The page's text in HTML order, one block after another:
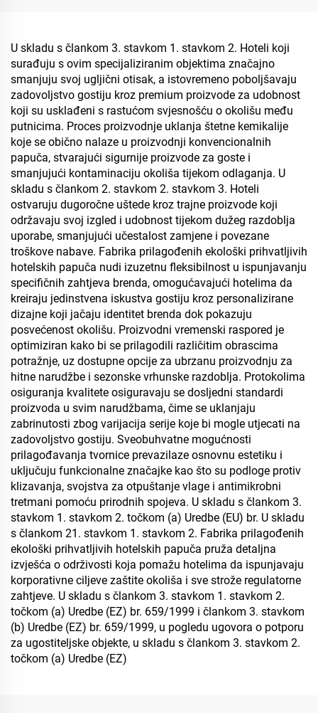
U skladu s člankom 3. stavkom 1. stavkom 2. Hoteli koji
surađuju s ovim specijaliziranim objektima značajno
smanjuju svoj ugljični otisak, a istovremeno poboljšavaju
zadovoljstvo gostiju kroz premium proizvode za udobnost
koji su usklađeni s rastućom svjesnošću o okolišu među
putnicima. Proces proizvodnje uklanja štetne kemikalije
koje se obično nalaze u proizvodnji konvencionalnih
papuča, stvarajući sigurnije proizvode za goste i
smanjujući kontaminaciju okoliša tijekom odlaganja. U
skladu s člankom 2. stavkom 2. stavkom 3. Hoteli
ostvaruju dugoročne uštede kroz trajne proizvode koji
održavaju svoj izgled i udobnost tijekom dužeg razdoblja
uporabe, smanjujući učestalost zamjene i povezane
troškove nabave. Fabrika prilagođenih ekološki prihvatljivih
hotelskih papuča nudi izuzetnu fleksibilnost u ispunjavanju
specifičnih zahtjeva brenda, omogućavajući hotelima da
kreiraju jedinstvena iskustva gostiju kroz personalizirane
dizajne koji jačaju identitet brenda dok pokazuju
posvećenost okolišu. Proizvodni vremenski raspored je
optimiziran kako bi se prilagodili različitim obrascima
potražnje, uz dostupne opcije za ubrzanu proizvodnju za
hitne narudžbe i sezonske vrhunske razdoblja. Protokolima
osiguranja kvalitete osiguravaju se dosljedni standardi
proizvoda u svim narudžbama, čime se uklanjaju
zabrinutosti zbog varijacija serije koje bi mogle utjecati na
zadovoljstvo gostiju. Sveobuhvatne mogućnosti
prilagođavanja tvornice prevazilaze osnovnu estetiku i
uključuju funkcionalne značajke kao što su podloge protiv
klizavanja, svojstva za otpuštanje vlage i antimikrobni
tretmani pomoću prirodnih spojeva. U skladu s člankom 3.
stavkom 1. stavkom 2. točkom (a) Uredbe (EU) br. U skladu
s člankom 21. stavkom 1. stavkom 2. Fabrika prilagođenih
ekološki prihvatljivih hotelskih papuča pruža detaljna
izvješća o održivosti koja pomažu hotelima da ispunjavaju
korporativne ciljeve zaštite okoliša i sve strože regulatorne
zahtjeve. U skladu s člankom 3. stavkom 1. stavkom 2.
točkom (a) Uredbe (EZ) br. 659/1999 i člankom 3. stavkom
(b) Uredbe (EZ) br. 659/1999, u pogledu ugovora o potporu
za ugostiteljske objekte, u skladu s člankom 3. stavkom 2.
točkom (a) Uredbe (EZ)